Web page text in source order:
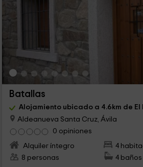
Batallas
Alojamiento ubicado a 4.6km de El
Aldeanueva Santa Cruz, Ávila
0 opiniones
Alquiler íntegro
4
8 personas
4 baños